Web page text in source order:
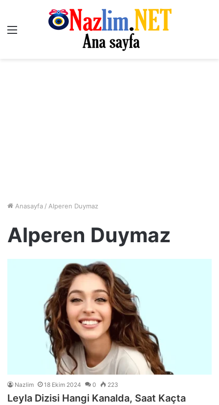
Menü
Anasayfa / Alperen Duymaz
Alperen Duymaz
Nazlim 18 Ekim 2024 0 223
Leyla Dizisi Hangi Kanalda, Saat Kaçta